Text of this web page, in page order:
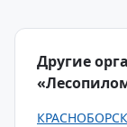
Другие